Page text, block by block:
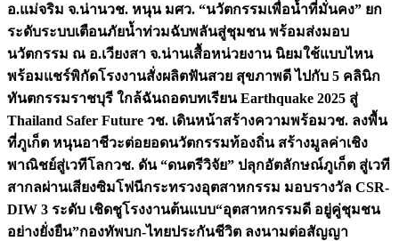
อ.แม่จริม จ.น่านวช. หนุน มศว. “นวัตกรรมเพื่อน้ำที่มั่นคง” ยก
ระดับระบบเตือนภัยน้ำท่วมฉับพลันสู่ชุมชน พร้อมส่งมอบ
นวัตกรรม ณ อ.เวียงสา จ.น่านเสื้อหน่วยงาน นิยมใช้แบบไหน
พร้อมแชร์พิกัดโรงงานสั่งผลิตฟันสวย สุขภาพดี ไปกับ 5 คลินิก
ทันตกรรมราชบุรี ใกล้ฉันถอดบทเรียน Earthquake 2025 สู่
Thailand Safer Future วช. เดินหน้าสร้างความพร้อมวช. ลงพื้น
ที่ภูเก็ต หนุนอาชีวะต่อยอดนวัตกรรมท้องถิ่น สร้างมูลค่าเชิง
พาณิชย์สู่เวทีโลกวช. ดัน “ดนตรีวิจัย” ปลุกอัตลักษณ์ภูเก็ต สู่เวที
สากลผ่านเสียงซิมโฟนีกระทรวงอุตสาหกรรม มอบรางวัล CSR-
DIW 3 ระดับ เชิดชูโรงงานต้นแบบ“อุตสาหกรรมดี อยู่คู่ชุมชน
อย่างยั่งยืน”กองทัพบก-ไทยประกันชีวิต ลงนามต่อสัญญา